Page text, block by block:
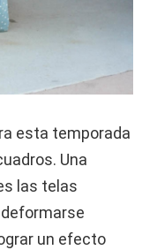
esta temporada
Una
las telas
un efecto